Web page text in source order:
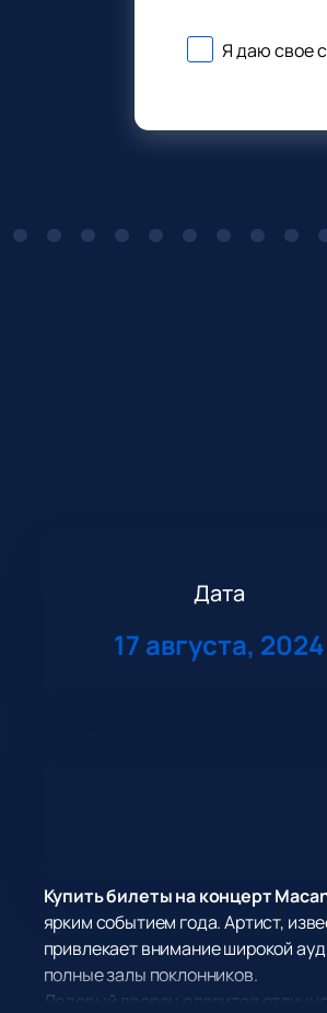
Я даю свое
Дата
17 августа, 2024
Купить билеты на концерт
ярким событием года. Артист,
привлекает внимание широкой
полные залы поклонников.
Ледовый дворец славится